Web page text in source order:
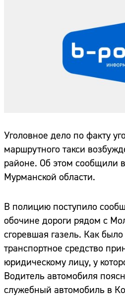
Уголовное дело по факту
маршрутного такси
районе. Об этом сообщили
Мурманской области.
В полицию поступило
обочине дороги рядом с
сгоревшая газель. Как
транспортное средство
юридическому лицу, у
Водитель автомобиля
служебный автомобиль в